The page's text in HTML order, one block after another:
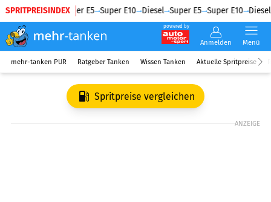
SPRITPREISINDEX
Diesel Super E5 Super E10 Diesel Super E5 Super E10 Diesel
powered by
Anmelden Menü
mehr-tanken PUR Ratgeber Tanken Wissen Tanken Aktuelle Spritpreise
Spritpreise vergleichen
ANZEIGE